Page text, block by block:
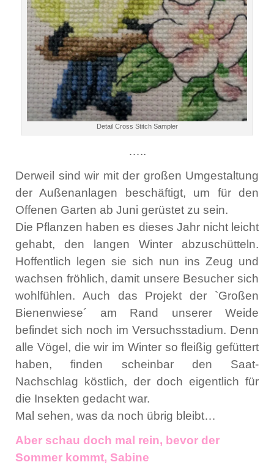
Detail Cross Stitch Sampler
…..
Derweil sind wir mit der großen Umgestaltung
der Außenanlagen beschäftigt, um für den
Offenen Garten ab Juni gerüstet zu sein.
Die Pflanzen haben es dieses Jahr nicht leicht
gehabt, den langen Winter abzuschütteln.
Hoffentlich legen sie sich nun ins Zeug und
wachsen fröhlich, damit unsere Besucher sich
wohlfühlen. Auch das Projekt der `Großen
Bienenwiese´ am Rand unserer Weide
befindet sich noch im Versuchsstadium. Denn
alle Vögel, die wir im Winter so fleißig gefüttert
haben, finden scheinbar den Saat-
Nachschlag köstlich, der doch eigentlich für
die Insekten gedacht war.
Mal sehen, was da noch übrig bleibt…
Aber schau doch mal rein, bevor der
Sommer kommt, Sabine